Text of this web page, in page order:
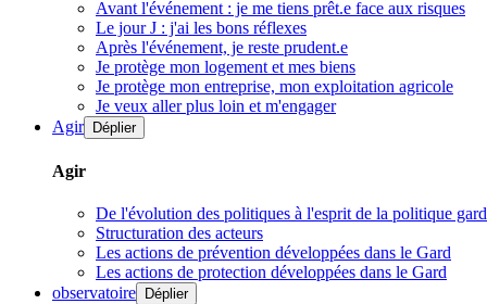
Avant l'événement : je me tiens prêt.e face aux risques
Le jour J : j'ai les bons réflexes
Après l'événement, je reste prudent.e
Je protège mon logement et mes biens
Je protège mon entreprise, mon exploitation agricole
Je veux aller plus loin et m'engager
Agir Déplier
Agir
De l'évolution des politiques à l'esprit de la politique
Structuration des acteurs
Les actions de prévention développées dans le Gard
Les actions de protection développées dans le Gard
observatoire
Déplier